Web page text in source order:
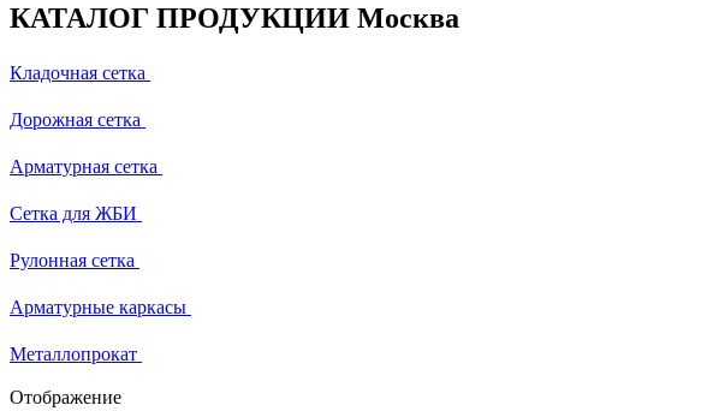
КАТАЛОГ ПРОДУКЦИИ Москва
Кладочная сетка
Дорожная сетка
Арматурная сетка
Сетка для ЖБИ
Рулонная сетка
Арматурные каркасы
Металлопрокат
Отображение